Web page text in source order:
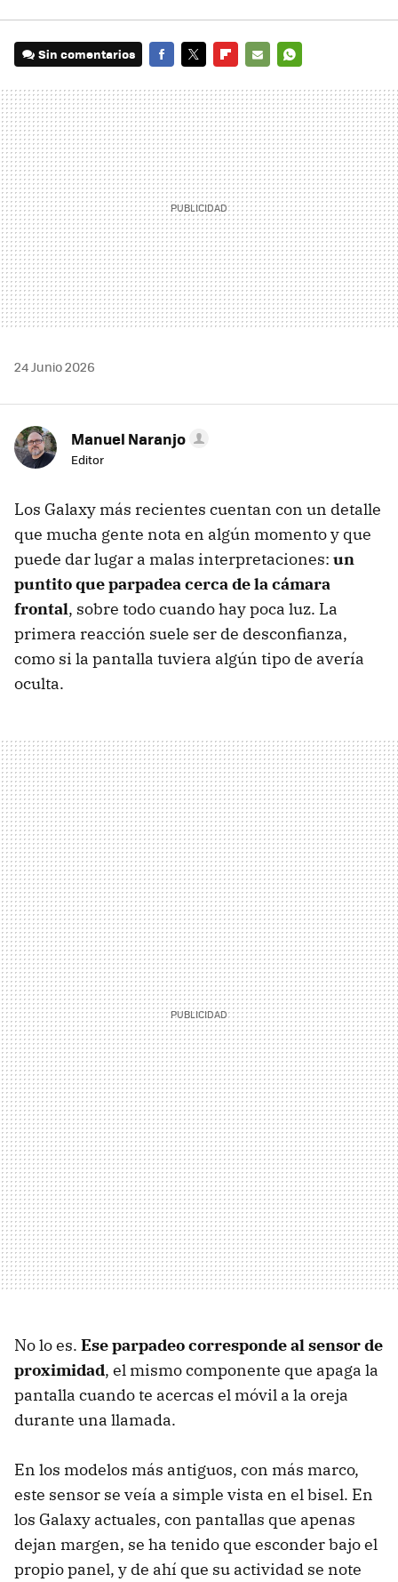
Sin comentarios
MAIL
24 Junio 2026
Manuel Naranjo
Editor
Los Galaxy más recientes cuentan con un detalle
que mucha gente nota en algún momento y que
puede dar lugar a malas interpretaciones: un
puntito que parpadea cerca de la cámara
frontal, sobre todo cuando hay poca luz. La
primera reacción suele ser de desconfianza,
como si la pantalla tuviera algún tipo de avería
oculta.
No lo es. Ese parpadeo corresponde al sensor de
proximidad, el mismo componente que apaga la
pantalla cuando te acercas el móvil a la oreja
durante una llamada.
En los modelos más antiguos, con más marco,
este sensor se veía a simple vista en el bisel. En
los Galaxy actuales, con pantallas que apenas
dejan margen, se ha tenido que esconder bajo el
propio panel, y de ahí que su actividad se note